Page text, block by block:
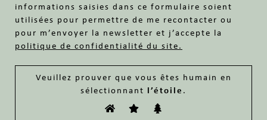
informations saisies dans ce formulaire soient
utilisées pour permettre de me recontacter ou
pour m’envoyer la newsletter et j’accepte la
politique de confidentialité du site.
Veuillez prouver que vous êtes humain en
sélectionnant l’étoile .